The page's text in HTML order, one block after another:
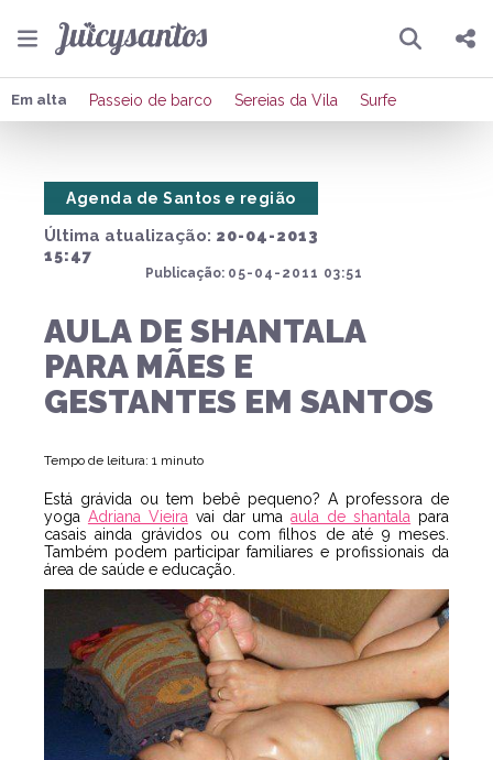
Pesquisar
Compartilhar
Em alta Passeio de barco Sereias da Vila Surfe
Última atualização: 20-04-2013
15:47
Publicação: 05-04-2011 03:51
Agenda de Santos e região
AULA DE SHANTALA
PARA MÃES E
GESTANTES EM SANTOS
Tempo de leitura: 1 minuto
Está grávida ou tem bebê pequeno? A professora de
yoga Adriana Vieira vai dar umaaula de shantala para
casais ainda grávidos ou com filhos de até 9 meses.
Também podem participar familiares e profissionais da
área de saúde e educação.